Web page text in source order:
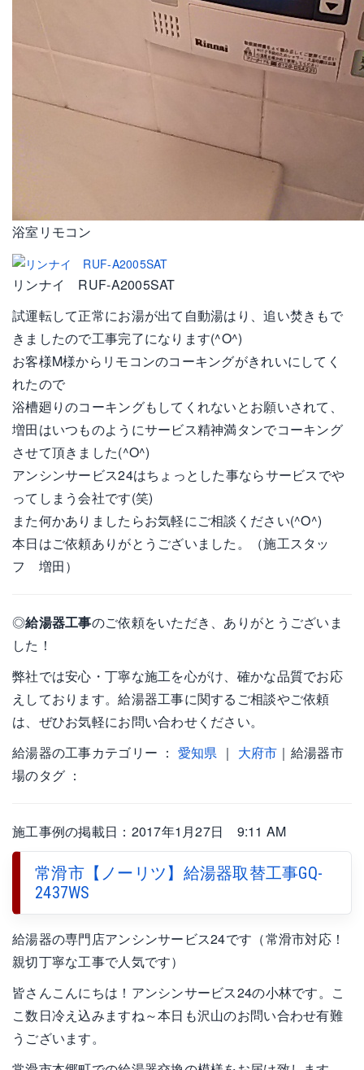
浴室リモコン
リンナイ RUF-A2005SAT
試運転して正常にお湯が出て自動湯はり、追い焚きもで
きましたので工事完了になります(^O^)
お客様M様からリモコンのコーキングがきれいにしてく
れたので
浴槽廻りのコーキングもしてくれないとお願いされて、
増田はいつものようにサービス精神満タンでコーキング
させて頂きました(^O^)
アンシンサービス24はちょっとした事ならサービスでや
ってしまう会社です(笑)
また何かありましたらお気軽にご相談ください(^O^)
本日はご依頼ありがとうございました。（施工スタッ
フ 増田）
◎給湯器工事のご依頼をいただき、ありがとうございま
した！
弊社では安心・丁寧な施工を心がけ、確かな品質でお応
えしております。給湯器工事に関するご相談やご依頼
は、ぜひお気軽にお問い合わせください。
給湯器の工事カテゴリー ： 愛知県 ｜ 大府市 ｜給湯器市
場のタグ ：
施工事例の掲載日：2017年1月27日 9:11 AM
常滑市【ノーリツ】給湯器取替工事GQ-
2437WS
給湯器の専門店アンシンサービス24です（常滑市対応！
親切丁寧な工事で人気です）
皆さんこんにちは！アンシンサービス24の小林です。こ
こ数日冷え込みますね～本日も沢山のお問い合わせ有難
うございます。